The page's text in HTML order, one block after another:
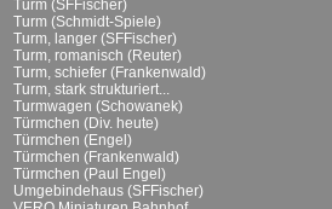
Turm (SFFischer)
Turm (Schmidt-Spiele)
Turm, langer (SFFischer)
Turm, romanisch (Reuter)
Turm, schiefer (Frankenwald)
Turm, stark strukturiert...
Turmwagen (Schowanek)
Türmchen (Div. heute)
Türmchen (Engel)
Türmchen (Frankenwald)
Türmchen (Paul Engel)
Umgebindehaus (SFFischer)